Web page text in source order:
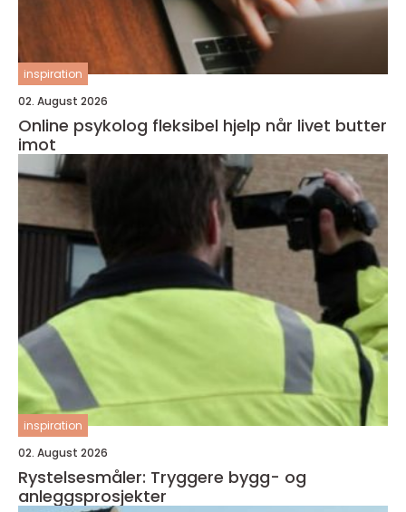
inspiration
02. August 2026
Online psykolog fleksibel hjelp når livet butter
imot
inspiration
02. August 2026
Rystelsesmåler: Tryggere bygg- og
anleggsprosjekter